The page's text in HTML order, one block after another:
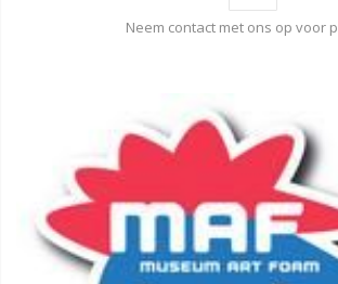
Neem contact met ons op voor